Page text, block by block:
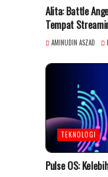
Alita: Battle
Tempat
AMINUDIN ASZAD
TEKNOLOGI
Pulse OS: